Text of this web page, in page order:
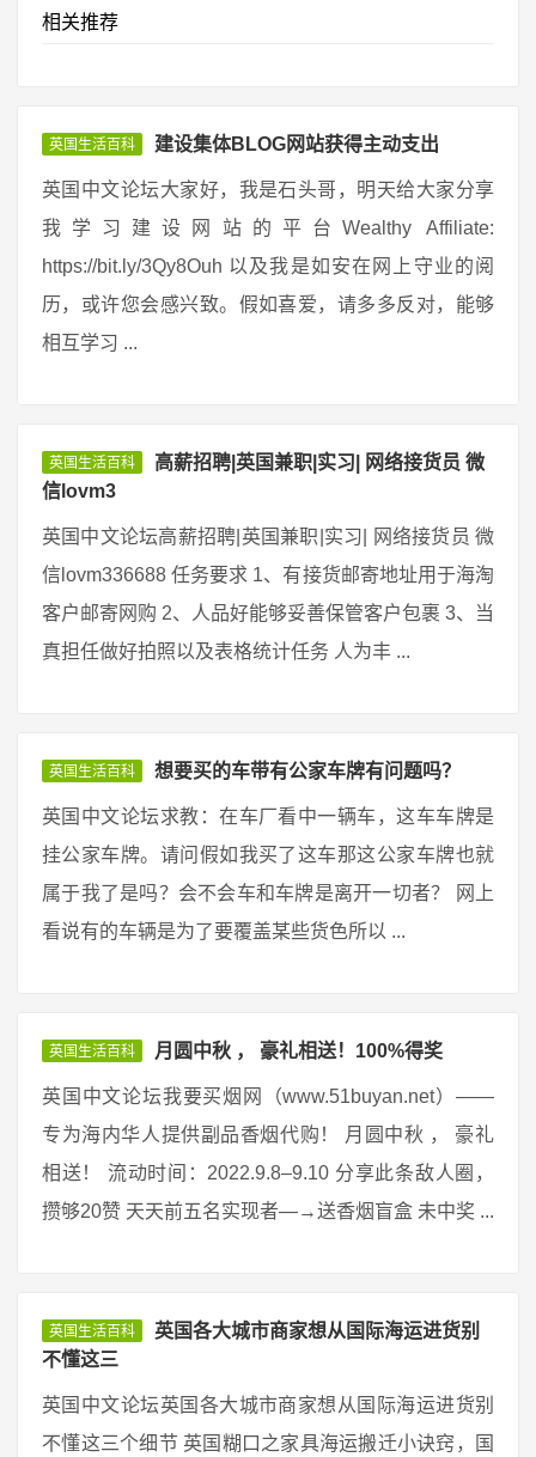
相关推荐
英国生活百科 建设集体BLOG网站获得主动支出
英国中文论坛大家好，我是石头哥，明天给大家分享
我学习建设网站的平台Wealthy Affiliate:
https://bit.ly/3Qy8Ouh 以及我是如安在网上守业的阅
历，或许您会感兴致。假如喜爱，请多多反对，能够
相互学习 ...
英国生活百科
高薪招聘|英国兼职|实习| 网络接货员 微
信lovm3
英国中文论坛高薪招聘|英国兼职|实习| 网络接货员 微
信lovm336688 任务要求 1、有接货邮寄地址用于海淘
客户邮寄网购 2、人品好能够妥善保管客户包裹 3、当
真担任做好拍照以及表格统计任务 人为丰 ...
英国生活百科 想要买的车带有公家车牌有问题吗？
英国中文论坛求教：在车厂看中一辆车，这车车牌是
挂公家车牌。请问假如我买了这车那这公家车牌也就
属于我了是吗？会不会车和车牌是离开一切者？ 网上
看说有的车辆是为了要覆盖某些货色所以 ...
英国生活百科 月圆中秋 ， 豪礼相送！100%得奖
英国中文论坛我要买烟网（www.51buyan.net）——
专为海内华人提供副品香烟代购！ 月圆中秋 ， 豪礼
相送！ 流动时间：2022.9.8–9.10 分享此条敌人圈，
攒够20赞 天天前五名实现者—→送香烟盲盒 未中奖 ...
英国生活百科
英国各大城市商家想从国际海运进货别
不懂这三
英国中文论坛英国各大城市商家想从国际海运进货别
不懂这三个细节 英国糊口之家具海运搬迁小诀窍，国